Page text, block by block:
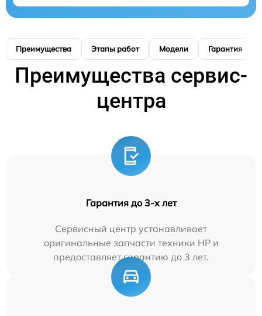
Преимущества Этапы работ Модели Гарантия
Преимущества сервис-
центра
Гарантия до 3-х лет
Сервисный центр устанавливает
оригинальные запчасти техники HP и
предоставляет гарантию до 3 лет.